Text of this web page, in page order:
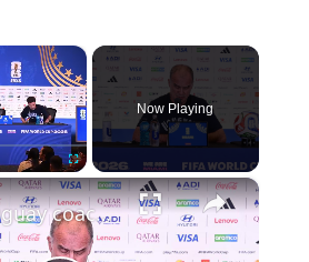
×
Fullscreen
Now Playing
×
US: Uruguay coach Bielsa hails World Cup as football's premier stage.